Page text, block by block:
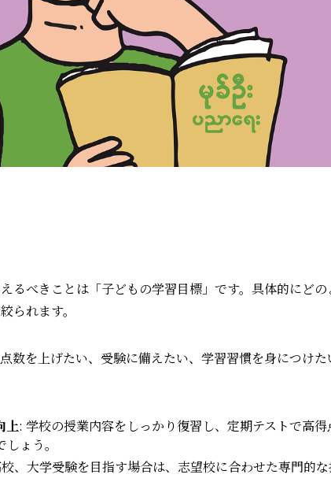
るべきことは「子どもの学習目標」です。具体的にど
られます。
数を上げたい、受験に備えたい、学習習慣を身につけ
上: 学校の授業内容をしっかり復習し、定期テストで高
ょう。
、大学受験を目指す場合は、志望校に合わせた専門的な